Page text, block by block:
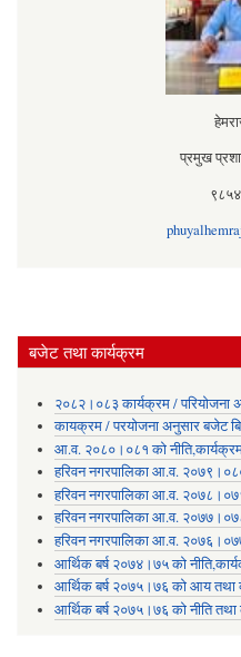
प्रमुख
बजेट तथा कार्यक्रम
२०८२।०८३ कार्यक्रम / परियोजना
कायक्रम / परयोजना अनुसार बजेट
आ.व. २०८०।०८१ को
हरिवन नगरपालिका आ‍.व.
हरिवन नगरपालिका आ‍.व.
हरिवन नगरपालिका आ‍.व.
हरिवन नगरपालिका आ‍.व.
आर्थिक बर्ष २०७४।७५ को
आर्थिक बर्ष २०७५।७६ को आय तथा
आर्थिक बर्ष २०७५।७६ को नीति तथा